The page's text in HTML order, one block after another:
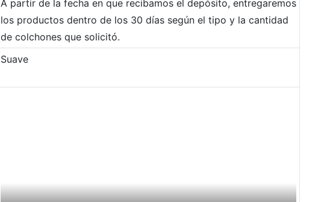
A partir de la fecha en que recibamos el depósito, entregaremos
los productos dentro de los 30 días según el tipo y la cantidad
de colchones que solicitó.
Suave